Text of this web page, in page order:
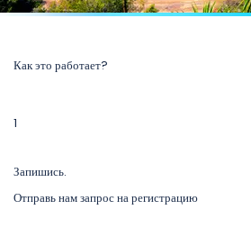
Как это работает?
1
Запишись.
Отправь нам запрос на регистрацию